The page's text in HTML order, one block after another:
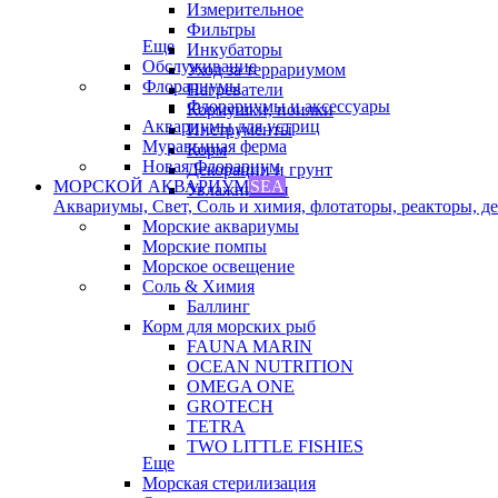
Измерительное
Фильтры
Инкубаторы
Уход за террариумом
Нагреватели
Кормушки, поилки
Инструменты
Корм
Декорации и грунт
Увлажнители
Еще
Обслуживание
Флорариумы
Флорариумы и аксессуары
Аквариумы для устриц
Муравьиная ферма
Новая Флорариум
МОРСКОЙ АКВАРИУМSEA
Аквариумы, Свет, Соль и химия, флотаторы, реакторы,
Морские аквариумы
Морские помпы
Морское освещение
Соль & Химия
Баллинг
Корм для морских рыб
FAUNA MARIN
OCEAN NUTRITION
OMEGA ONE
GROTECH
TETRA
TWO LITTLE FISHIES
Еще
Морская стерилизация